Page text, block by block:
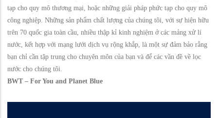
tạp cho quy mô thương mại, hoặc những giải pháp phức tạp cho quy mô
công nghiệp. Những sản phẩm chất lượng của chúng tôi, với sự hiện hữu
trên 70 quốc gia toàn cầu, nhiều thập kỉ kinh nghiệm ở các mảng xử lí
nước, kết hợp với mạng lưới dịch vụ rộng khắp, là một sự đảm bảo rằng
bạn chỉ cần tập trung cho chuyên môn của bạn và để các vần đề về lọc
nước cho chúng tôi.
BWT – For You and Planet Blue